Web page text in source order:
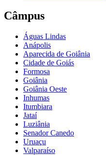
Câmpus
Águas Lindas
Anápolis
Aparecida de Goiânia
Cidade de Goiás
Formosa
Goiânia
Goiânia Oeste
Inhumas
Itumbiara
Jataí
Luziânia
Senador Canedo
Uruaçu
Valparaíso